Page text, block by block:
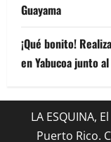
Guayama
¡Qué bonito!
en Yabucoa junto
LA ESQUINA,
Puerto Rico.